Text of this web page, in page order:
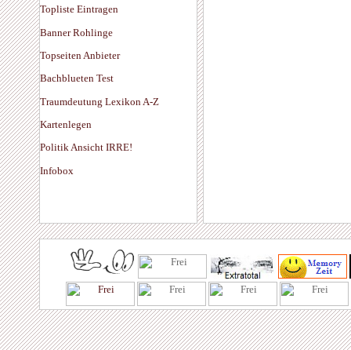
Topliste Eintragen
Banner Rohlinge
Topseiten Anbieter
Bachblueten Test
Traumdeutung Lexikon A-Z
Kartenlegen
Politik Ansicht IRRE!
Infobox